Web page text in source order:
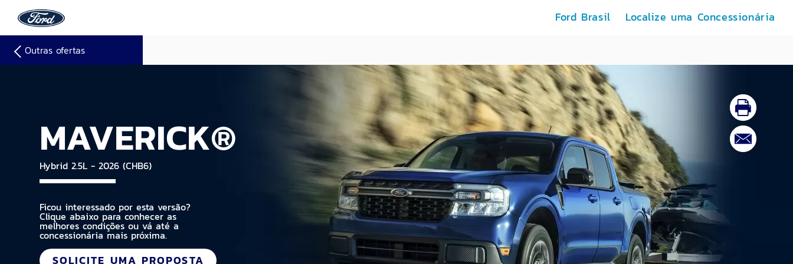
Ford Brasil Localize uma Concessionária
Outras ofertas
MAVERICK®
Hybrid 2.5L - 2026 (CHB6)
Ficou interessado por esta versão?
Clique abaixo para conhecer as
melhores condições ou vá até a
concessionária mais próxima.
SOLICITE UMA PROPOSTA